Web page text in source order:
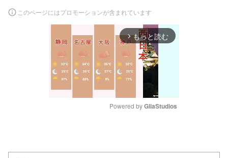
このページにはプロモーションが含まれています
arrow_forward_ios もっと読む
Powered by GliaStudios